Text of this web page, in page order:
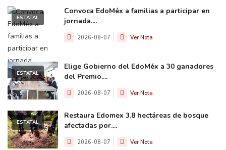
ESTATAL
Convoca EdoMéx a familias a participar en
jornada....
2026-08-07 Ver Nota
ESTATAL
Elige Gobierno del EdoMéx a 30 ganadores
del Premio....
2026-08-07 Ver Nota
ESTATAL
Restaura Edomex 3.8 hectáreas de bosque
afectadas por....
2026-08-07 Ver Nota